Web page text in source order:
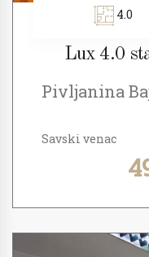
4.0
Lux 4.0
Pivljanina
Savski venac